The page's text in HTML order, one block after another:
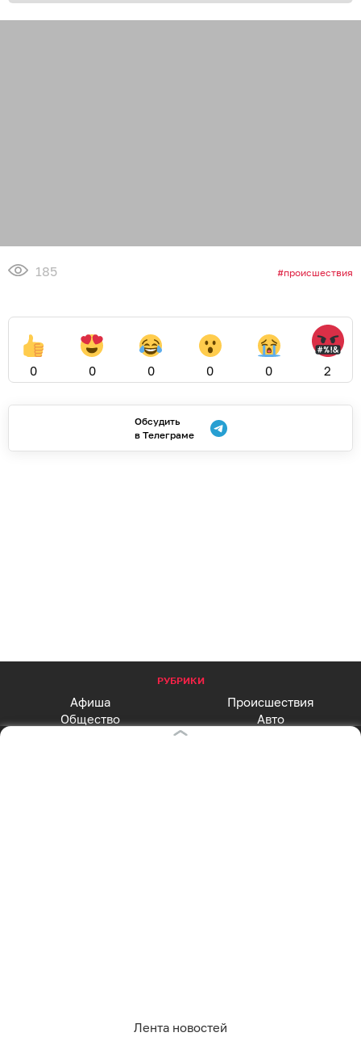
Лента новостей
185 происшествия
0 0 0 0 0 2
Обсудить
в Телеграме
РУБРИКИ
Афиша
Происшествия
Общество
Авто
Rutube